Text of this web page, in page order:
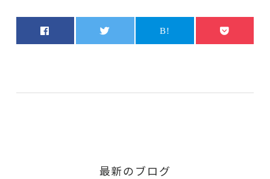
最新のブログ